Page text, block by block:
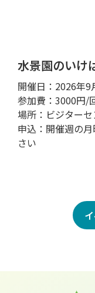
水景園のいけ
開催日：2026年9
参加費：3000円/
場所：ビジター
申込：開催週の
さい